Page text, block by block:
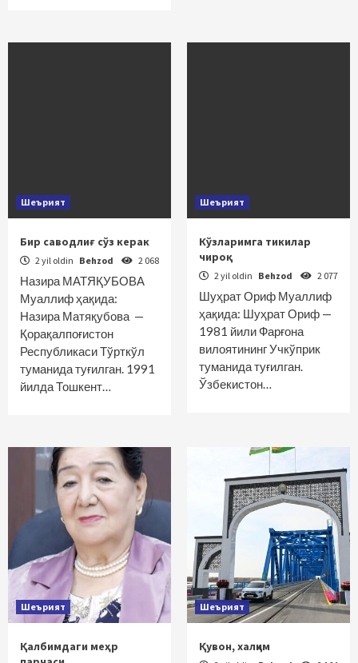
Шеърият
Бир саводлиғ сўз керак
2 yil oldin Behzod 2 068
Назира МАТЯҚУБОВА
Муаллиф ҳақида:
Назира Матяқубова —
Қорақалпоғистон
Республикаси Тўрткўл
туманида туғилган. 1991
йилда Тошкент…
Шеърият
Кўзларимга тикилар
чироқ
2 yil oldin Behzod 2 077
Шуҳрат Ориф Муаллиф
ҳақида: Шуҳрат Ориф —
1981 йили Фарғона
вилоятининг Учкўприк
туманида туғилган.
Ўзбекистон…
Шеърият
Қалбимдаги меҳр
Шеърият
Қувон, халқим